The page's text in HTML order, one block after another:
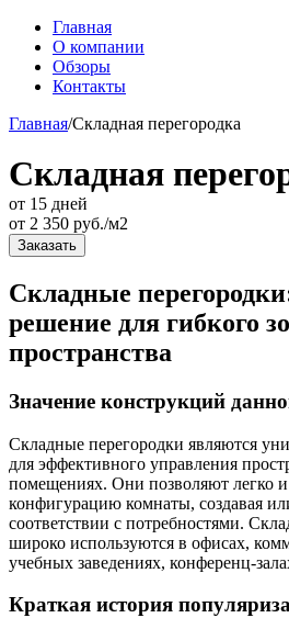
Главная
О компании
Обзоры
Контакты
Главная/Складная перегородка
Складная
от 15 дней
от 2 350 руб./м2
Заказать
Складные
решение для гибкого
пространства
Значение конструкций
Складные перегородки являются
для эффективного управления
помещениях. Они позволяют легко
конфигурацию комнаты, создавая
соответствии с потребностями.
широко используются в офисах,
учебных заведениях, конференц-
Краткая история